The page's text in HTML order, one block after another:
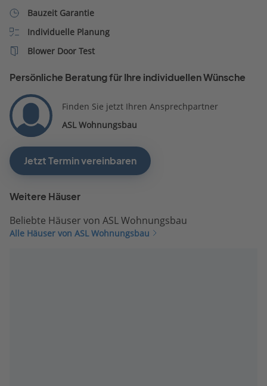
Bauzeit Garantie
Individuelle Planung
Blower Door Test
Persönliche Beratung für Ihre individuellen Wünsche
Finden Sie jetzt Ihren Ansprechpartner
ASL Wohnungsbau
Jetzt Termin vereinbaren
Weitere Häuser
Beliebte Häuser von ASL Wohnungsbau
Alle Häuser von ASL Wohnungsbau